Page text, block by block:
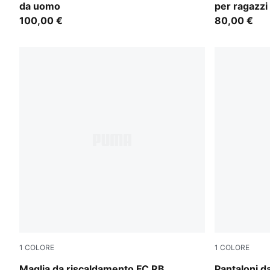
da uomo
100,00 €
per ragazzi
80,00 €
1 COLORE 1 COLORE